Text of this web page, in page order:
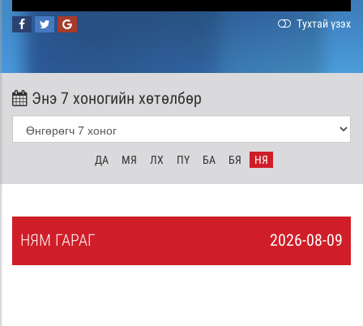
Тухтай үзэх
Энэ 7 хоногийн хөтөлбөр
ДА МЯ ЛХ ПҮ БА БЯ НЯ
2026-08-09
НЯМ ГАРАГ